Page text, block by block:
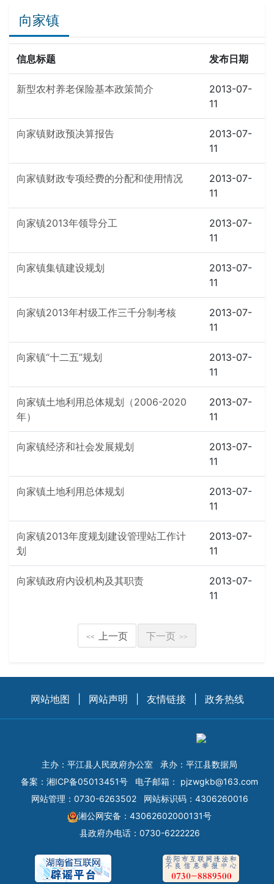
向家镇
信息标题 发布日期
新型农村养老保险基本政策简介
2013-07-
11
向家镇财政预决算报告
2013-07-
11
向家镇财政专项经费的分配和使用情况
2013-07-
11
向家镇2013年领导分工
2013-07-
11
向家镇集镇建设规划
2013-07-
11
向家镇2013年村级工作三千分制考核
2013-07-
11
向家镇“十二五”规划
2013-07-
11
向家镇土地利用总体规划（2006-2020
年）
2013-07-
11
向家镇经济和社会发展规划
2013-07-
11
向家镇土地利用总体规划
2013-07-
11
向家镇2013年度规划建设管理站工作计
划
2013-07-
11
向家镇政府内设机构及其职责
2013-07-
11
<< 上一页 下一页 >>
网站地图 网站声明 友情链接 政务热线
主办：平江县人民政府办公室
承办：平江县数据局
备案： 湘ICP备05013451号 电子邮箱： pjzwgkb@163.com
网站管理：0730-6263502
网站标识码：4306260016
湘公网安备：43062602000131号
县政府办电话：0730-6222226